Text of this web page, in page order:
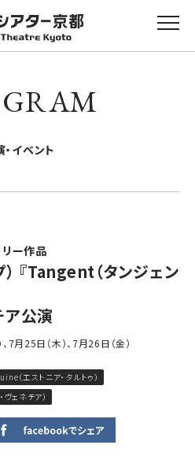
・イベント
ー作品
『Tangent（タンジェン
ア公演
7月25日（木）、7月26日（金）
（エストニア・タルトゥ）
ェネチア）